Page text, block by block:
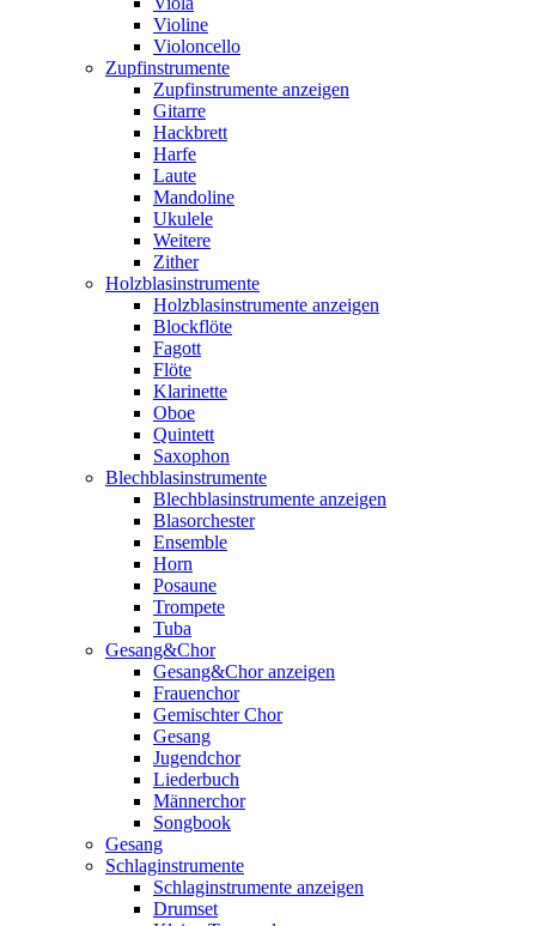
Violine
Violoncello
Zupfinstrumente
Zupfinstrumente anzeigen
Gitarre
Hackbrett
Harfe
Laute
Mandoline
Ukulele
Weitere
Zither
Holzblasinstrumente
Holzblasinstrumente anzeigen
Blockflöte
Fagott
Flöte
Klarinette
Oboe
Quintett
Saxophon
Blechblasinstrumente
Blechblasinstrumente anzeigen
Blasorchester
Ensemble
Horn
Posaune
Trompete
Tuba
Gesang&Chor
Gesang&Chor anzeigen
Frauenchor
Gemischter Chor
Gesang
Jugendchor
Liederbuch
Männerchor
Songbook
Gesang
Schlaginstrumente
Schlaginstrumente anzeigen
Drumset